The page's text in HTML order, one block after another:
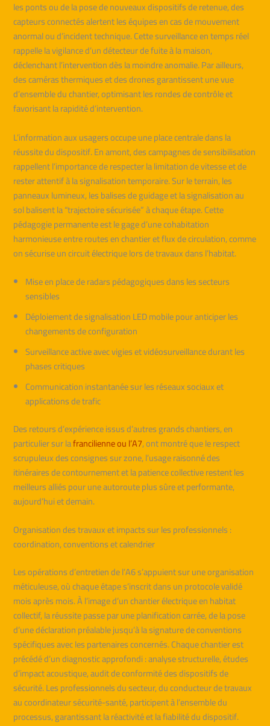
les ponts ou de la pose de nouveaux dispositifs de retenue, des
capteurs connectés alertent les équipes en cas de mouvement
anormal ou d’incident technique. Cette surveillance en temps réel
rappelle la vigilance d’un détecteur de fuite à la maison,
déclenchant l’intervention dès la moindre anomalie. Par ailleurs,
des caméras thermiques et des drones garantissent une vue
d’ensemble du chantier, optimisant les rondes de contrôle et
favorisant la rapidité d’intervention.
L’information aux usagers occupe une place centrale dans la
réussite du dispositif. En amont, des campagnes de sensibilisation
rappellent l’importance de respecter la limitation de vitesse et de
rester attentif à la signalisation temporaire. Sur le terrain, les
panneaux lumineux, les balises de guidage et la signalisation au
sol balisent la “trajectoire sécurisée” à chaque étape. Cette
pédagogie permanente est le gage d’une cohabitation
harmonieuse entre routes en chantier et flux de circulation, comme
on sécurise un circuit électrique lors de travaux dans l’habitat.
Mise en place de radars pédagogiques dans les secteurs
sensibles
Déploiement de signalisation LED mobile pour anticiper les
changements de configuration
Surveillance active avec vigies et vidéosurveillance durant les
phases critiques
Communication instantanée sur les réseaux sociaux et
applications de trafic
Des retours d’expérience issus d’autres grands chantiers, en
particulier sur lafrancilienne ou l’A7, ont montré que le respect
scrupuleux des consignes sur zone, l’usage raisonné des
itinéraires de contournement et la patience collective restent les
meilleurs alliés pour une autoroute plus sûre et performante,
aujourd’hui et demain.
Organisation des travaux et impacts sur les professionnels :
coordination, conventions et calendrier
Les opérations d’entretien de l’A6 s’appuient sur une organisation
méticuleuse, où chaque étape s’inscrit dans un protocole validé
mois après mois. À l’image d’un chantier électrique en habitat
collectif, la réussite passe par une planification carrée, de la pose
d’une déclaration préalable jusqu’à la signature de conventions
spécifiques avec les partenaires concernés. Chaque chantier est
précédé d’un diagnostic approfondi : analyse structurelle, études
d’impact acoustique, audit de conformité des dispositifs de
sécurité. Les professionnels du secteur, du conducteur de travaux
au coordinateur sécurité-santé, participent à l’ensemble du
processus, garantissant la réactivité et la fiabilité du dispositif.